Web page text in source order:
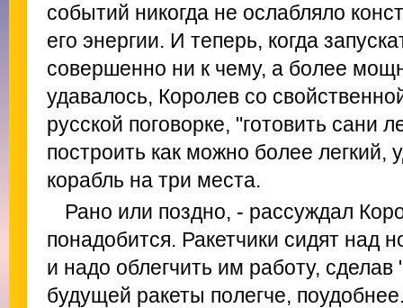
событий никогда не ослабляло
его энергии. И теперь, когда
совершенно ни к чему, а более
удавалось, Королев со
русской поговорке, "готовить сани
построить как можно более легкий,
корабль на три места.
Рано или поздно, - рассуждал
понадобится. Ракетчики сидят над
и надо облегчить им работу, сделав
будущей ракеты полегче,